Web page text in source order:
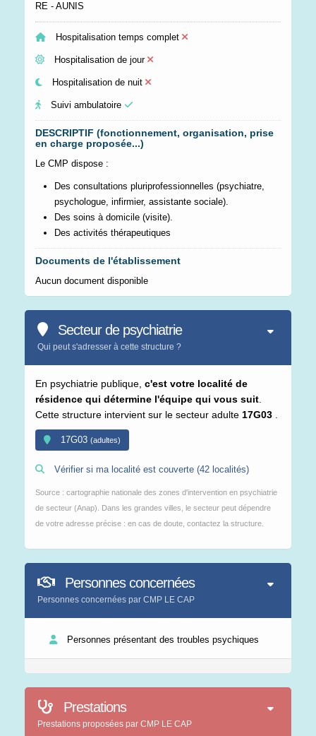
RE - AUNIS
Hospitalisation temps complet
Hospitalisation de jour
Hospitalisation de nuit
Suivi ambulatoire
DESCRIPTIF (fonctionnement, organisation, prise
en charge proposée...)
Le CMP dispose :
Des consultations pluriprofessionnelles (psychiatre,
psychologue, infirmier, assistante sociale).
Des soins à domicile (visite).
Des activités thérapeutiques
Documents de l'établissement
Aucun document disponible
Secteur de psychiatrie
Qui peut s'adresser à cette structure ?
En psychiatrie publique, c'est votre localité de
résidence qui détermine l'équipe qui vous suit
Cette structure intervient sur le secteur adulte 17G03
17G03 (adultes)
Vérifier si ma localité est couverte (42 localités)
Source : cartographie nationale des zones d'intervention en psychiatrie
de secteur (Anap). Dans les grandes villes, le secteur peut dépendre
de votre adresse précise : en cas de doute, contactez la structure.
Personnes concernées
Personnes concernées par CMP LE CAP
Personnes présentant des troubles psychiques
Prestations
Prestations proposées par CMP LE CAP